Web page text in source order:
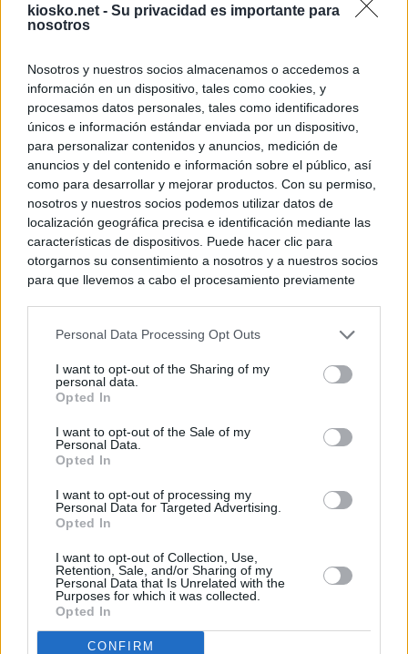
kiosko.net - Su privacidad es importante para
nosotros
Nosotros y nuestros socios almacenamos o accedemos a
información en un dispositivo, tales como cookies, y
procesamos datos personales, tales como identificadores
únicos e información estándar enviada por un dispositivo,
para personalizar contenidos y anuncios, medición de
anuncios y del contenido e información sobre el público, así
como para desarrollar y mejorar productos. Con su permiso,
nosotros y nuestros socios podemos utilizar datos de
localización geográfica precisa e identificación mediante las
características de dispositivos. Puede hacer clic para
otorgarnos su consentimiento a nosotros y a nuestros socios
para que llevemos a cabo el procesamiento previamente
negar su consentimiento. Tenga en cuenta que algún
de su consentimiento, pero usted tiene el derecho de
rechazar tal procesamiento. Sus preferencias se aplicarán
cualquier momento entrando de nuevo en este sitio web o
visitando nuestra política de privacidad.
Personal Data Processing Opt Outs
I want to opt-out of the Sharing of my
personal data.
Opted In
I want to opt-out of the Sale of my
Personal Data.
Opted In
I want to opt-out of processing my
Personal Data for Targeted Advertising.
Opted In
I want to opt-out of Collection, Use,
Retention, Sale, and/or Sharing of my
Personal Data that Is Unrelated with the
Purposes for which it was collected.
Opted In
CONFIRM